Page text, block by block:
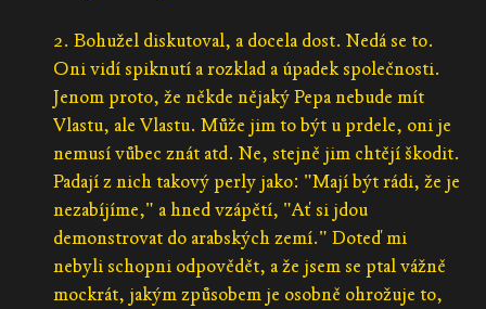
2. Bohužel diskutoval, a docela dost. Nedá se to.
Oni vidí spiknutí a rozklad a úpadek společnosti.
Jenom proto, že někde nějaký Pepa nebude mít
Vlastu, ale Vlastu. Může jim to být u prdele, oni je
nemusí vůbec znát atd. Ne, stejně jim chtějí škodit.
Padají z nich takový perly jako: "Mají být rádi, že je
nezabíjíme," a hned vzápětí, "Ať si jdou
demonstrovat do arabských zemí." Doteď mi
nebyli schopni odpovědět, a že jsem se ptal vážně
mockrát, jakým způsobem je osobně ohrožuje to,